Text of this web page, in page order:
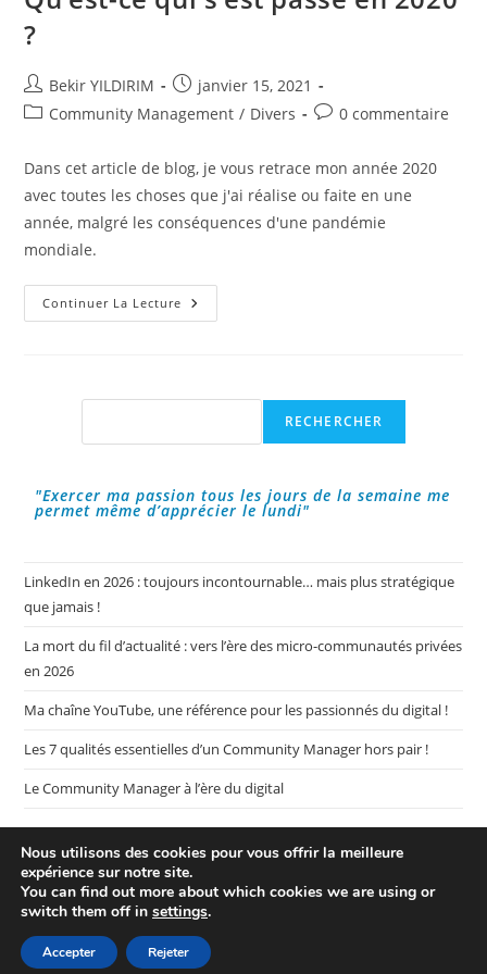
?
Auteur/autrice
de
Bekir YILDIRIM
Publication
publiée :
janvier 15, 2021
PostCommunity Management / Divers
Commentaires
publication :
0 commentaire
Dans cet article de blog, je vous retrace mon année 2020
avec toutes les choses que j'ai réalise ou faite en une
année, malgré les conséquences d'une pandémie
mondiale.
Continuer La Lecture Qu’est-
Ce
RECHERCHER
"Exercer ma passion tous les jours de la semaine me
permet même d’apprécier le lundi"
LinkedIn en 2026 : toujours incontournable… mais plus stratégique
que jamais !
La mort du fil d’actualité : vers l’ère des micro-communautés privées
en 2026
Ma chaîne YouTube, une référence pour les passionnés du digital !
Les 7 qualités essentielles d’un Community Manager hors pair !
Le Community Manager à l’ère du digital
Plan de mon blog My CM Mag
Politique de confidentialité
Nous utilisons des cookies pour vous offrir la meilleure
expérience sur notre site.
You can find out more about which cookies we are using or
switch them off in settings.
Accepter Rejeter